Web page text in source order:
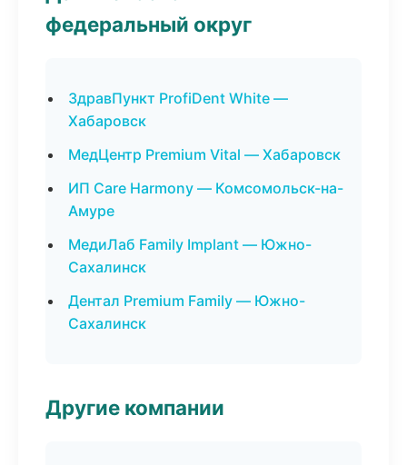
федеральный округ
ЗдравПункт ProfiDent White —
Хабаровск
МедЦентр Premium Vital — Хабаровск
ИП Care Harmony — Комсомольск-на-
Амуре
МедиЛаб Family Implant — Южно-
Сахалинск
Дентал Premium Family — Южно-
Сахалинск
Другие компании